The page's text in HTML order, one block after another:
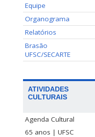
Equipe
Organograma
Relatórios
Brasão
UFSC/SECARTE
ATIVIDADES
CULTURAIS
Agenda Cultural
65 anos | UFSC